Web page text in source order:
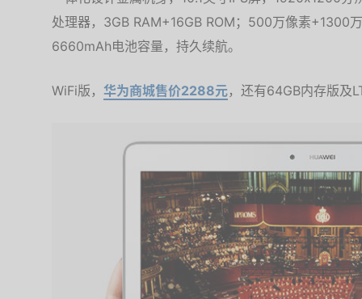
处理器，3GB RAM+16GB ROM；500万像素+1300
6660mAh电池容量，持久续航。
WiFi版， 华为商城售价2288元，还有64GB内存版及